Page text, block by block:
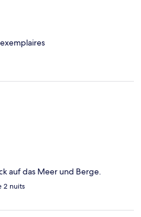
auf das Meer und Berge.
2 nuits